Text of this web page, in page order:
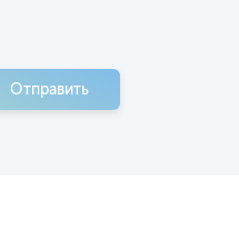
Отправить